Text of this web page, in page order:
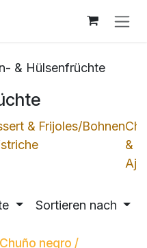
& Hülsenfrüchte
& Frijoles/Bohnen
&
Sortieren nach
Chuño negro /